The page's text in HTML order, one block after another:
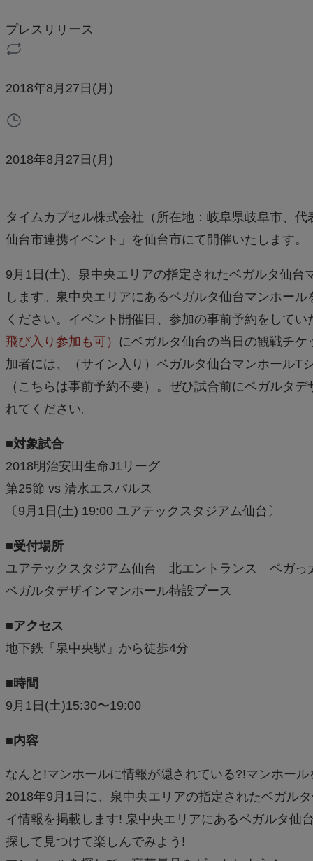
プレスリリース
2018年8月27日(月)
2018年8月27日(月)
タイムカプセル株式会社（所在地：岐阜県岐阜市、
仙台市連携イベント」を仙台市にて開催いたします。
9月1日(土)、泉中央エリアの指定されたベガルタ仙
します。泉中央エリアにあるベガルタ仙台マンホー
ください。イベント開催日、参加の事前予約をしてい
飛び入り参加も可） にベガルタ仙台の当日の観戦チ
加者には、（サイン入り）ベガルタ仙台マンホールT
（こちらは事前予約不要）。ぜひ試合前にベガルタ
れてください。
■対象試合
2018明治安田生命J1リーグ
第25節 vs 清水エスパルス
〔9月1日(土) 19:00 ユアテックスタジアム仙台〕
■受付場所
ユアテックスタジアム仙台 北エントランス ベガっ
ベガルタデザインマンホール特設ブース
■アクセス
地下鉄「泉中央駅」から徒歩4分
■時間
9月1日(土)15:30〜19:00
■内容
なんと!マンホールに情報が隠されている?!マンホー
2018年9月1日に、泉中央エリアの指定されたベガル
イ情報を掲載します! 泉中央エリアにあるベガルタ仙
探して見つけて楽しんでみよう!